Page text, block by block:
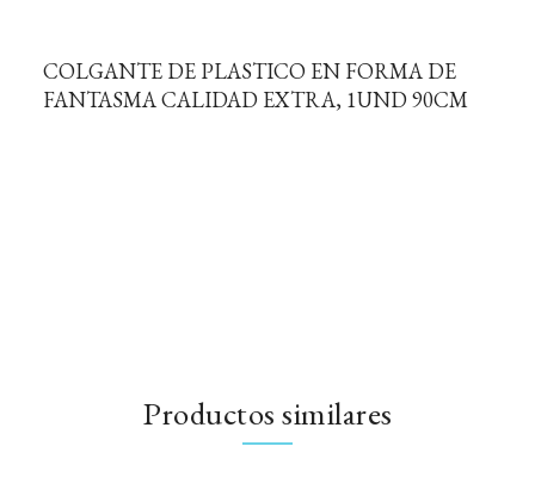
COLGANTE DE PLASTICO EN FORMA DE
FANTASMA CALIDAD EXTRA, 1UND 90CM
Productos similares